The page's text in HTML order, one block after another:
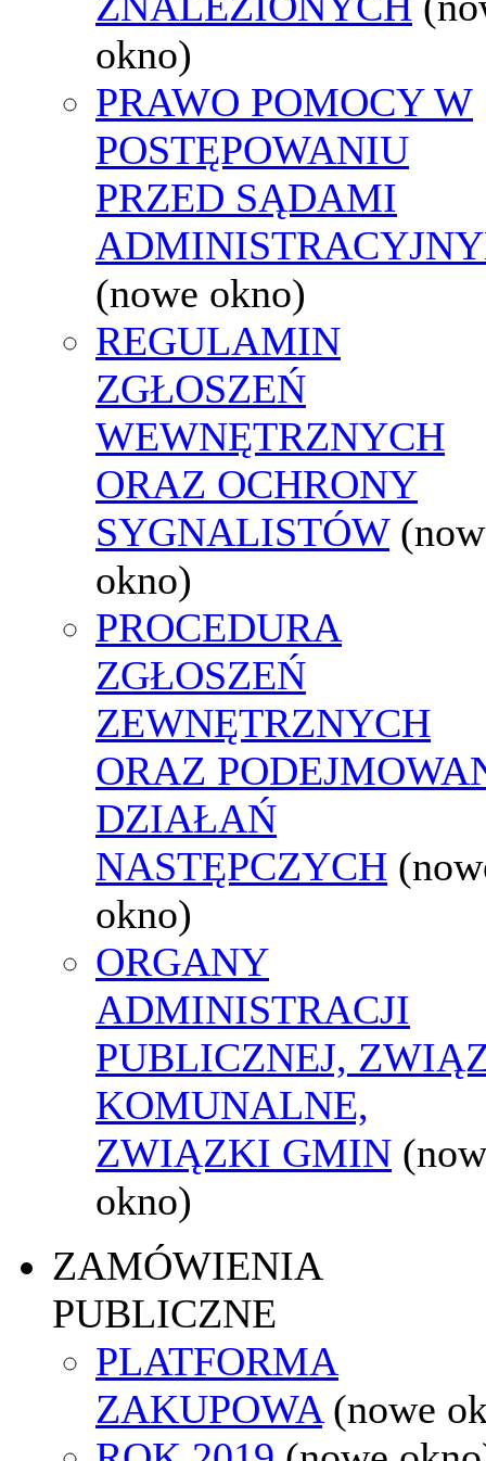
okno)
PRAWO POMOCY W
POSTĘPOWANIU
PRZED SĄDAMI
(nowe okno)
REGULAMIN
ZGŁOSZEŃ
WEWNĘTRZNYCH
ORAZ OCHRONY
SYGNALISTÓW
okno)
PROCEDURA
ZGŁOSZEŃ
ZEWNĘTRZNYCH
ORAZ
DZIAŁAŃ
NASTĘPCZYCH
okno)
ORGANY
ADMINISTRACJI
PUBLICZNEJ,
KOMUNALNE,
ZWIĄZKI GMIN
okno)
ZAMÓWIENIA
PUBLICZNE
PLATFORMA
ZAKUPOWA (nowe